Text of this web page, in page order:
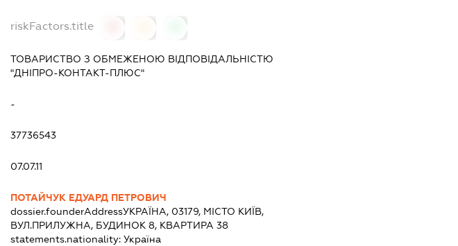
riskFactors.title
ТОВАРИСТВО З ОБМЕЖЕНОЮ ВІДПОВІДАЛЬНІСТЮ
"ДНІПРО-КОНТАКТ-ПЛЮС"
-
37736543
07.07.11
ПОТАЙЧУК ЕДУАРД ПЕТРОВИЧ
dossier.founderAddressУКРАЇНА, 03179, МІСТО КИЇВ,
ВУЛ.ПРИЛУЖНА, БУДИНОК 8, КВАРТИРА 38
statements.nationality: Україна